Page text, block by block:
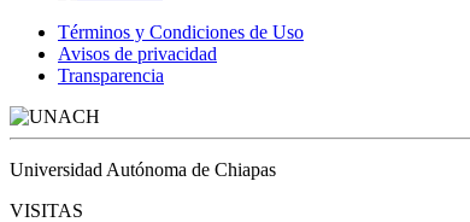
Términos y Condiciones de Uso
Avisos de privacidad
Transparencia
Universidad Autónoma de Chiapas
VISITAS